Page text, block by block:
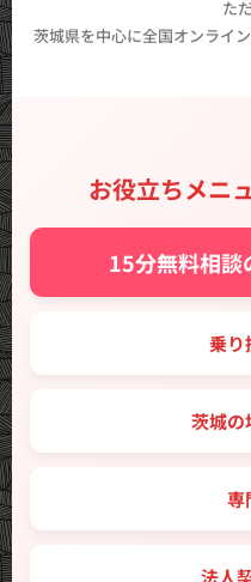
た
茨城県を中心に全国オンライ
お役立ちメニ
✨ 15分無料相
🔑 乗
🗾 茨城
💼
🤝 法人